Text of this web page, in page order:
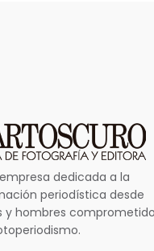
dedicada a la
periodística desde
y hombres